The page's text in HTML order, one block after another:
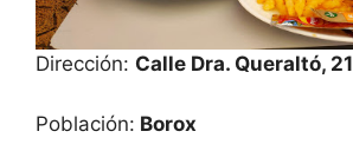
Dirección: Calle Dra. Queraltó, 21
Población: Borox